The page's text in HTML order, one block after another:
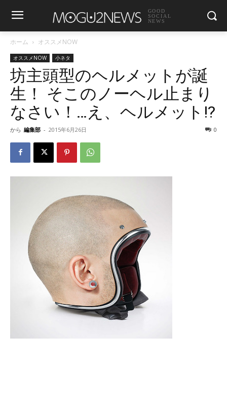
GOOD
SOCIAL
NEWS
ホーム オススメNOW
オススメNOW 小ネタ
坊主頭型のヘルメットが誕
生！ そこのノーヘル止まり
なさい！…え、ヘルメット!?
から 編集部 - 2015年6月26日 0